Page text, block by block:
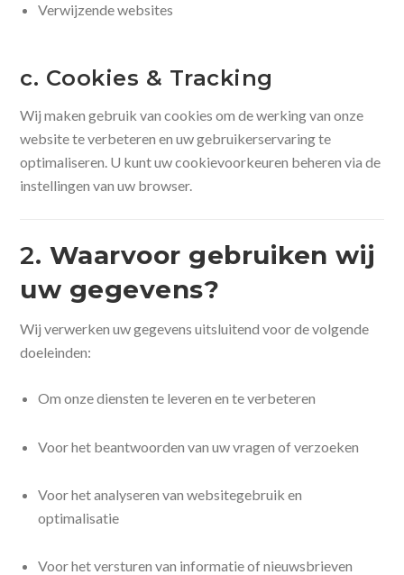
Verwijzende websites
c. Cookies & Tracking
Wij maken gebruik van cookies om de werking van onze
website te verbeteren en uw gebruikerservaring te
optimaliseren. U kunt uw cookievoorkeuren beheren via de
instellingen van uw browser.
2. Waarvoor gebruiken wij
uw gegevens?
Wij verwerken uw gegevens uitsluitend voor de volgende
doeleinden:
Om onze diensten te leveren en te verbeteren
Voor het beantwoorden van uw vragen of verzoeken
Voor het analyseren van websitegebruik en
optimalisatie
Voor het versturen van informatie of nieuwsbrieven